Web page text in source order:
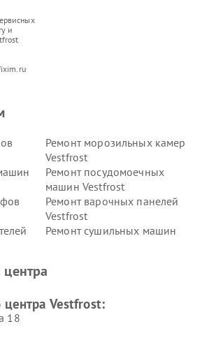
и
Ремонт морозильных камер
Vestfrost
Ремонт посудомоечных
машин Vestfrost
Ремонт варочных панелей
Vestfrost
Ремонт сушильных машин
центра Vestfrost:
18